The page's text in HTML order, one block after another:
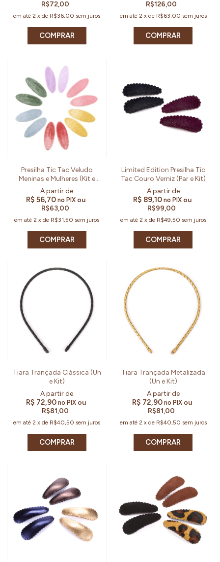
R$72,00
em até2 xde R$36,00 sem juros
COMPRAR
R$126,00
em até 2 x de R$63,00 sem juros
Presilha Tic Tac Veludo
Meninas e Mulheres (Kit e
Par)
R$ 56,70 no PIX ou
R$63,00
em até2 xde R$31,50 sem juros
COMPRAR
Limited Edition Presilha Tic
Tac Couro Verniz (Par e Kit)
R$ 89,10no PIX ou
R$99,00
em até 2 x de R$49,50 sem juros
COMPRAR
Tiara Trançada Clássica (Un
e Kit)
R$ 72,90no PIX ou
R$81,00
em até2 xde R$40,50 sem juros
COMPRAR
Tiara Trançada Metalizada
(Un e Kit)
R$ 72,90 no PIX ou
R$81,00
em até 2 x de R$40,50 sem juros
COMPRAR